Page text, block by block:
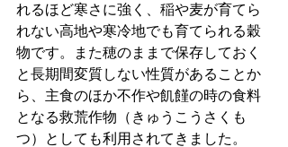
れるほど寒さに強く、稲や麦が育てら
れない高地や寒冷地でも育てられる穀
物です。また穂のままで保存しておく
と長期間変質しない性質があることか
ら、主食のほか不作や飢饉の時の食料
となる救荒作物（きゅうこうさくも
つ）としても利用されてきました。